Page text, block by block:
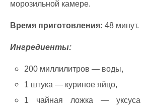
морозильной камере.
Время приготовления: 48 минут.
Ингредиенты:
200 миллилитров — воды,
1 штука — куриное яйцо,
1 чайная ложка — уксуса